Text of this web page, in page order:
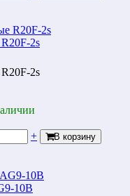
2s
2s
+ В корзину
10B